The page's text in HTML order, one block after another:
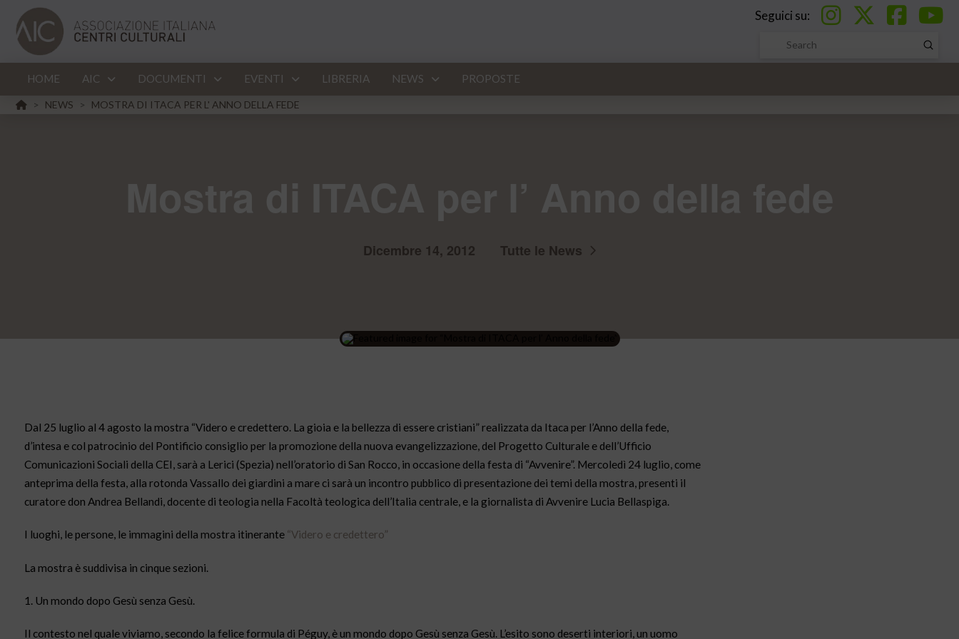
Seguici su:
Search
Submit
HOME AIC DOCUMENTI EVENTI LIBRERIA NEWS PROPOSTE
HOME
> NEWS > MOSTRA DI ITACA PER L' ANNO DELLA FEDE
Dicembre 14, 2012 Tutte le News
Dal 25 luglio al 4 agosto la mostra “Videro e credettero. La gioia e la bellezza di essere cristiani” realizzata da Itaca per l’Anno della fede,
d’intesa e col patrocinio del Pontificio consiglio per la promozione della nuova evangelizzazione, del Progetto Culturale e dell’Ufficio
Comunicazioni Sociali della CEI, sarà a Lerici (Spezia) nell’oratorio di San Rocco, in occasione della festa di “Avvenire”. Mercoledì 24 luglio, come
anteprima della festa, alla rotonda Vassallo dei giardini a mare ci sarà un incontro pubblico di presentazione dei temi della mostra, presenti il
curatore don Andrea Bellandi, docente di teologia nella Facoltà teologica dell’Italia centrale, e la giornalista di Avvenire Lucia Bellaspiga.
I luoghi, le persone, le immagini della mostra itinerante “Videro e credettero”
La mostra è suddivisa in cinque sezioni.
1. Un mondo dopo Gesù senza Gesù.
Il contesto nel quale viviamo, secondo la felice formula di Péguy, è un mondo dopo Gesù senza Gesù. L’esito sono deserti interiori, un uomo